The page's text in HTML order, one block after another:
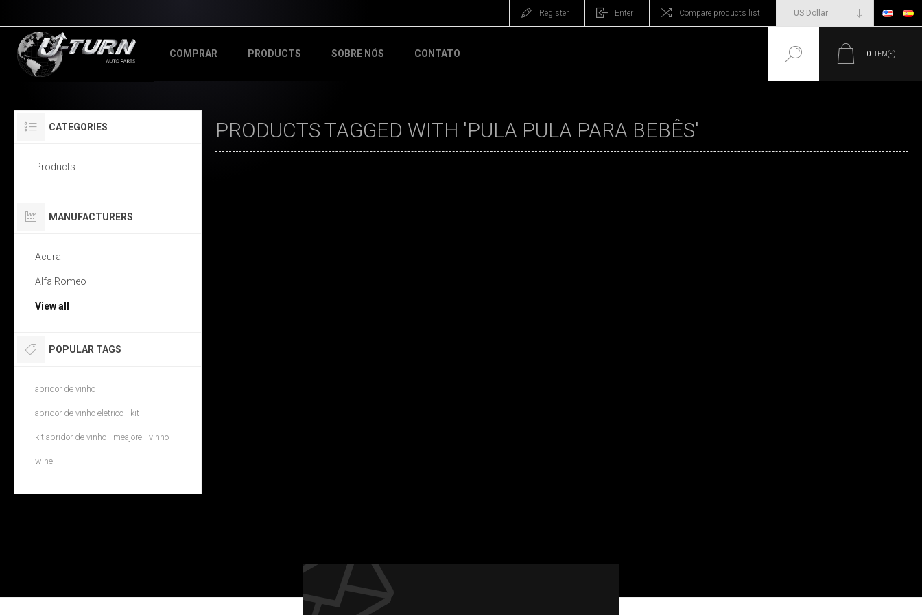
Register Enter Compare products list
COMPRAR PRODUCTS SOBRE NÓS CONTATO 0 ITEM(S)
PRODUCTS TAGGED WITH 'PULA PULA PARA BEBÊS'
CATEGORIES
Products
MANUFACTURERS
Acura
Alfa Romeo
View all
POPULAR TAGS
abridor de vinho
abridor de vinho eletrico kit
kit abridor de vinho meajore vinho
wine